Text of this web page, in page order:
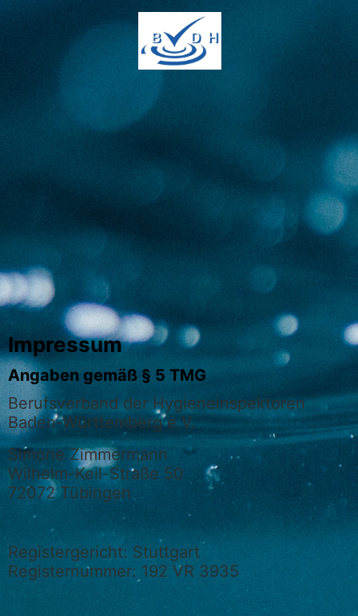
Impressum
Angaben gemäß § 5 TMG
Berufsverband der Hygieneinspektoren
Baden-Württemberg e.V.
Simone Zimmermann
Wilhelm-Keil-Straße 50
72072 Tübingen
Registergericht: Stuttgart
Registernummer: 192 VR 3935